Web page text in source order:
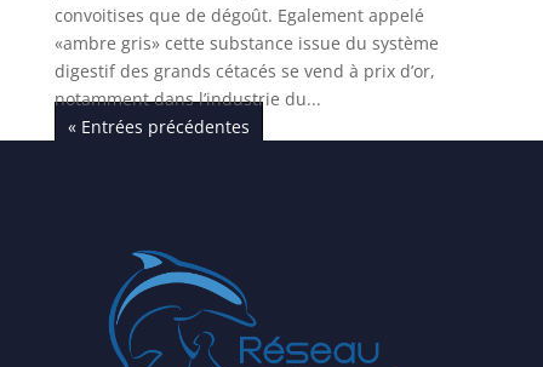
convoitises que de dégoût. Egalement appelé
«ambre gris» cette substance issue du système
digestif des grands cétacés se vend à prix d’or,
notamment dans l’industrie du...
« Entrées précédentes